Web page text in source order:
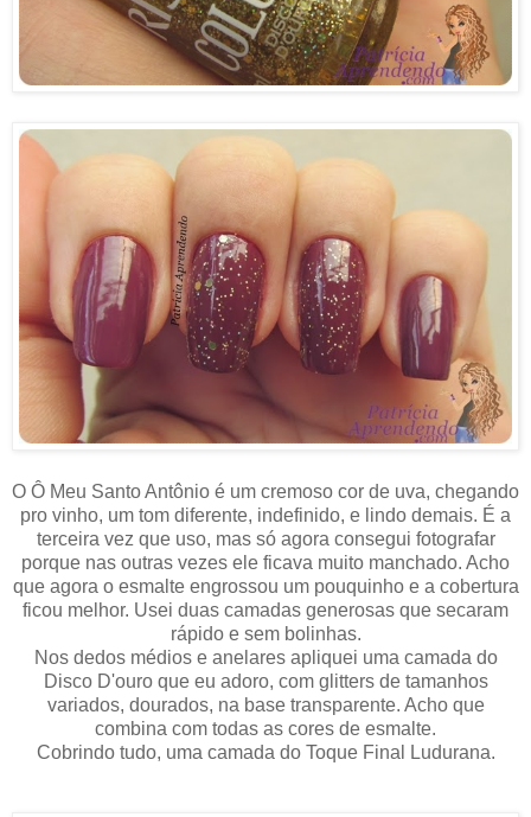
O Ô Meu Santo Antônio é um cremoso cor de uva, chegando
pro vinho, um tom diferente, indefinido, e lindo demais. É a
terceira vez que uso, mas só agora consegui fotografar
porque nas outras vezes ele ficava muito manchado. Acho
que agora o esmalte engrossou um pouquinho e a cobertura
ficou melhor. Usei duas camadas generosas que secaram
rápido e sem bolinhas.
Nos dedos médios e anelares apliquei uma camada do
Disco D'ouro que eu adoro, com glitters de tamanhos
variados, dourados, na base transparente. Acho que
combina com todas as cores de esmalte.
Cobrindo tudo, uma camada do Toque Final Ludurana.